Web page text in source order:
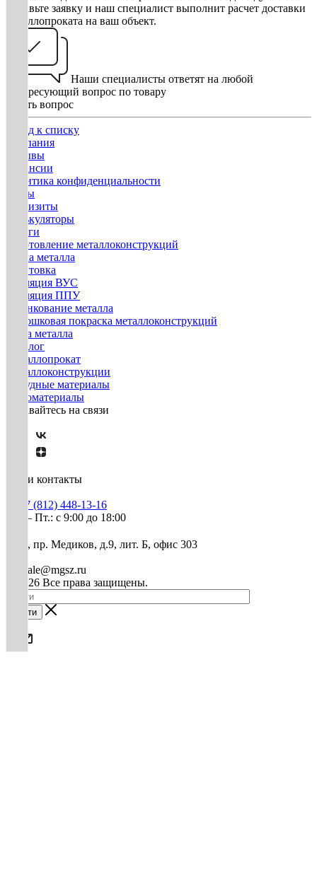
Оставьте заявку и наш специалист выполнит расчет доставки
металлопроката на ваш объект.
Наши специалисты ответят на любой
интересующий вопрос по товару
Задать вопрос
Назад к списку
Компания
Отзывы
Вакансии
Политика конфиденциальности
Госты
Реквизиты
Калькуляторы
Услуги
Изготовление металлоконструкций
Гибка металла
Грунтовка
Изоляция ВУС
Изоляция ППУ
Оцинкование металла
Порошковая покраска металлоконструкций
Резка металла
Каталог
Металлопрокат
Металлоконструкции
Нерудные материалы
Пиломатериалы
Оставайтесь на связи
Наши контакты
+7 (812) 448-13-16
Пн. – Пт.: с 9:00 до 18:00
СПб, пр. Медиков, д.9, лит. Б, офис 303
mg-sale@mgsz.ru
© 2026 Все права защищены.
Найти